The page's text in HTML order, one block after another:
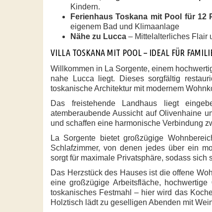
Kindern.
Ferienhaus Toskana mit Pool für 12
eigenem Bad und Klimaanlage
Nähe zu Lucca – Mittelalterliches Flair
VILLA TOSKANA MIT POOL – IDEAL FÜR
Willkommen in La Sorgente, einem
nahe
Lucca liegt. Dieses sorgfältig
toskanische Architektur mit modernem
Das freistehende Landhaus liegt
atemberaubende Aussicht auf Olivenhaine
und schaffen eine harmonische Verbindung
La Sorgente bietet großzügige
Schlafzimmer, von denen jedes über ein
sorgt für maximale Privatsphäre, sodass sich
Das Herzstück des Hauses ist die offene
eine großzügige Arbeitsfläche,
toskanisches Festmahl – hier wird das
Holztisch lädt zu geselligen Abenden mit